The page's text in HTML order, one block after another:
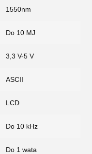
1550nm
Do 10 MJ
3,3 V-5 V
ASCII
LCD
Do 10 kHz
Do 1 wata